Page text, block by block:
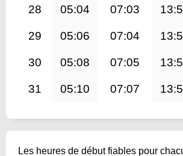
28 05:04 07:03
29 05:06 07:04
30 05:08 07:05
31 05:10 07:07
Les heures de début fiables pour